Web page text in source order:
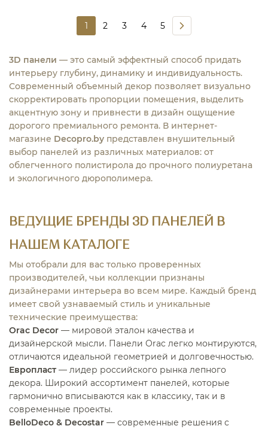
1 2 3 4 5
3D панели — это самый эффектный способ придать
интерьеру глубину, динамику и индивидуальность.
Современный объемный декор позволяет визуально
скорректировать пропорции помещения, выделить
акцентную зону и привнести в дизайн ощущение
дорогого премиального ремонта. В интернет-
магазине Decopro.by представлен внушительный
выбор панелей из различных материалов: от
облегченного полистирола до прочного полиуретана
и экологичного дюрополимера.
ВЕДУЩИЕ БРЕНДЫ 3D ПАНЕЛЕЙ В
НАШЕМ КАТАЛОГЕ
Мы отобрали для вас только проверенных
производителей, чьи коллекции признаны
дизайнерами интерьера во всем мире. Каждый бренд
имеет свой узнаваемый стиль и уникальные
технические преимущества:
Orac Decor — мировой эталон качества и
дизайнерской мысли. Панели Orac легко монтируются,
отличаются идеальной геометрией и долговечностью.
Европласт — лидер российского рынка лепного
декора. Широкий ассортимент панелей, которые
гармонично вписываются как в классику, так и в
современные проекты.
BelloDeco & Decostar — современные решения с